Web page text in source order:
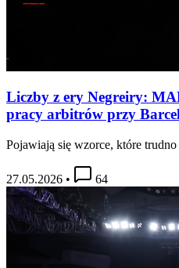
Liczby z ery Negreiry:
pracy arbitrów przy
Pojawiają się wzorce, które
27.05.2026 • 64